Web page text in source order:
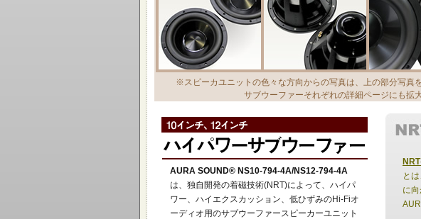
※スピーカユニットの色々な方向からの写真は、上の部分写真
サブウーファーそれぞれの詳細ページにも拡
NRT
と
に
AURA SOUND® NS10-794-4A/NS12-794-4A
は、独自開発の着磁技術(NRT)によって、ハイパ
ワー、ハイエクスカッション、低ひずみのHi-Fiオ
ーディオ用のサブウーファースピーカーユニット